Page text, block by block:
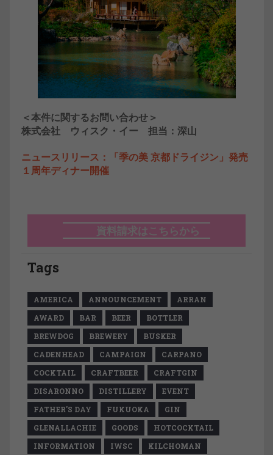
＜本件に関するお問い合わせ＞
株式会社 ウィスク・イー 担当：深山
ニュースリリース：「季の美 京都ドライジン」発売
１周年ディナー開催
資料請求はこちらから
Tags
AMERICA ANNOUNCEMENT
ARRAN
AWARD
BAR BEER
BOTTLER
BREWDOG
BREWERY
BUSKER
CADENHEAD
CAMPAIGN
CARPANO
COCKTAIL
CRAFTBEER
CRAFTGIN
DISARONNO
DISTILLERY
EVENT
FATHER'S DAY
FUKUOKA
GIN
GLENALLACHIE
GOODS
HOTCOCKTAIL
INFORMATION
IWSC
KILCHOMAN